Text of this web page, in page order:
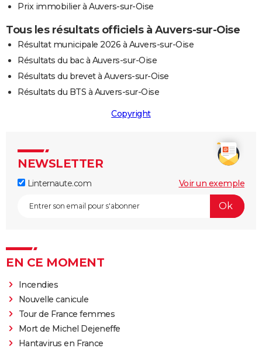
Prix immobilier à Auvers-sur-Oise
Tous les résultats officiels à Auvers-sur-Oise
Résultat municipale 2026 à Auvers-sur-Oise
Résultats du bac à Auvers-sur-Oise
Résultats du brevet à Auvers-sur-Oise
Résultats du BTS à Auvers-sur-Oise
Copyright
NEWSLETTER
Linternaute.com Voir un exemple
EN CE MOMENT
Incendies
Nouvelle canicule
Tour de France femmes
Mort de Michel Dejeneffe
Hantavirus en France